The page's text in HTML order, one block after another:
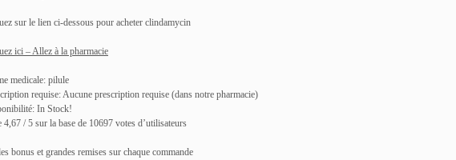
sur le lien ci-dessous pour acheter clindamycin
ici – Allez à la pharmacie
medicale: pilule
requise: Aucune prescription requise (dans notre pharmacie)
In Stock!
4,67 / 5 sur la base de 10697 votes d’utilisateurs
bonus et grandes remises sur chaque commande